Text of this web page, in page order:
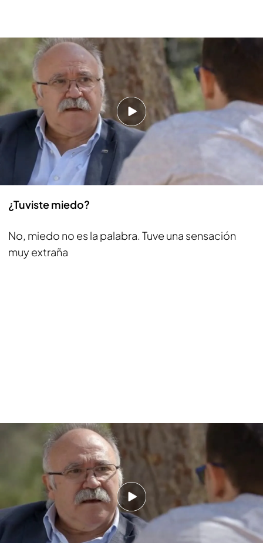
¿Cómo es el trayecto hasta el lugar de la
reunión?
A través de cartas te proponen una fecha. Cuando
llegas te ponen unas gafas de sol totalmente
opacas con las que no ves nada y te trasladan
hasta el lugar. Te proponen hablar porque hay
mucha gente que se marea sin ver nada.
¿Tuviste miedo?
No, miedo no es la palabra. Tuve una sensación
muy extraña
¿De qué hablasteis?
Básicamente, de la construcción europea y a
partir de aquí nosotros siempre hacíamos la
derivada antiviolencia. Les decíamos que en
Cataluña habíamos llegado donde habíamos